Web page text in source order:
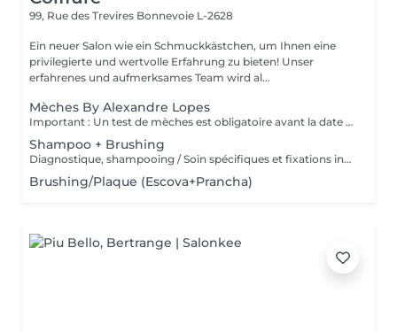
99, Rue des Trevires Bonnevoie L-2628
Ein neuer Salon wie ein Schmuckkästchen, um Ihnen eine
privilegierte und wertvolle Erfahrung zu bieten! Unser
erfahrenes und aufmerksames Team wird al...
Mèches By Alexandre Lopes
Important : Un test de mèches est obligatoire avant la date du rendez-vous. Ce test permet d'évaluer la résistance du cheveu et d'assurer la sécurité ainsi que la qualité du résultat final. Le rendez-vous pour le service complet ne sera confirmé qu'après la réalisation de ce test. Nos mèches sont un service complet, conçu pour offrir un résultat à la fois lumineux, harmonieux et respectueux de la santé du cheveu. Le tarif inclut toutes les étapes du processus : réalisation des mèches, soin capillaire, effet fondu (ombré/estompage de racine), patine (tonalisation) et coiffage final. Nous travaillons avec des techniques personnalisées afin de garantir un rendu naturel, une transition de couleur douce et une finition impeccable.
Shampoo + Brushing
Diagnostique, shampooing / Soin spécifiques et fixations inclus
Brushing/Plaque (Escova+Prancha)